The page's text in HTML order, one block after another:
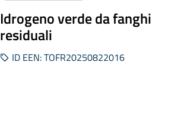
Idrogeno verde da fanghi
residuali
ID EEN: TOFR20250822016